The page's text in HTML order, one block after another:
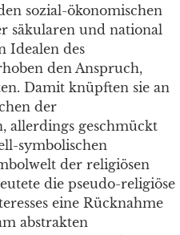
sozial-ökonomischen
säkularen und national
Idealen des
den Anspruch,
Damit knüpften sie an
der
allerdings geschmückt
symbolischen
der religiösen
die pseudo-religiöse
eine Rücknahme
abstrakten